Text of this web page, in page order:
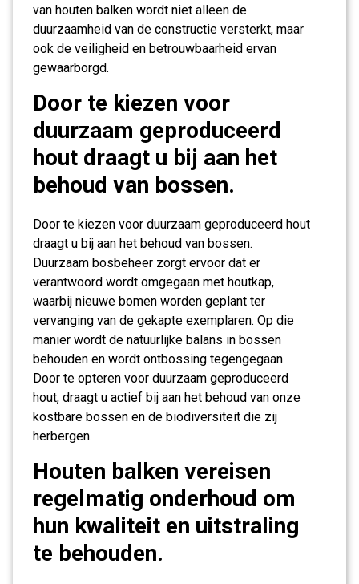
van houten balken wordt niet alleen de
duurzaamheid van de constructie versterkt, maar
ook de veiligheid en betrouwbaarheid ervan
gewaarborgd.
Door te kiezen voor
duurzaam geproduceerd
hout draagt u bij aan het
behoud van bossen.
Door te kiezen voor duurzaam geproduceerd hout
draagt u bij aan het behoud van bossen.
Duurzaam bosbeheer zorgt ervoor dat er
verantwoord wordt omgegaan met houtkap,
waarbij nieuwe bomen worden geplant ter
vervanging van de gekapte exemplaren. Op die
manier wordt de natuurlijke balans in bossen
behouden en wordt ontbossing tegengegaan.
Door te opteren voor duurzaam geproduceerd
hout, draagt u actief bij aan het behoud van onze
kostbare bossen en de biodiversiteit die zij
herbergen.
Houten balken vereisen
regelmatig onderhoud om
hun kwaliteit en uitstraling
te behouden.